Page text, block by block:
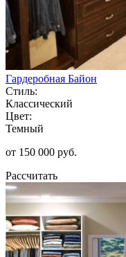
Гардеробная Байон
Стиль:
Классический
Цвет:
Темный
от 150 000 руб.
Рассчитать